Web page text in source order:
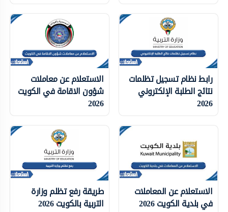
رابط نظام تسجيل تظلمات
نتائج الطلبة الإلكتروني
2026
الاستعلام عن معاملات
شؤون الاقامة في الكويت
2026
الاستعلام عن المعاملات
في بلدية الكويت 2026
طريقة رفع تظلم وزارة
التربية بالكويت 2026